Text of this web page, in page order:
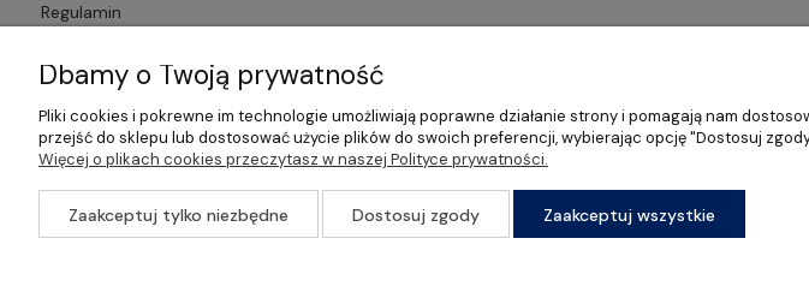
Regulamin
©2026 Wszelkie Prawa Zastrzeżone | Gastrosklep | Wyposażenie gastronomii, restauracji oraz barów
Sklep
Dbamy o Twoją prywatność
Pliki cookies i pokrewne im technologie umożliwiają poprawne działanie strony i pomagają nam
przejść do sklepu lub dostosować użycie plików do swoich preferencji, wybierając opcję "Dostosuj
Więcej o plikach cookies przeczytasz w naszej Polityce prywatności.
Zaakceptuj tylko niezbędne Dostosuj zgody Zaakceptuj wszystkie